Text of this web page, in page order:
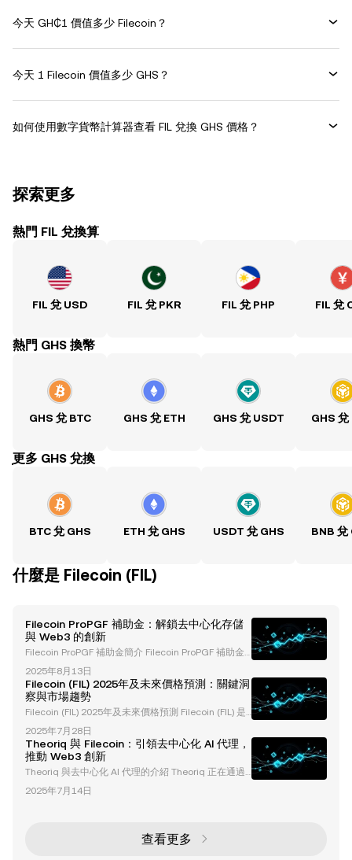
今天 GH₵1 價值多少 Filecoin？
今天 1 Filecoin 價值多少 GHS？
如何使用數字貨幣計算器查看 FIL 兌換 GHS 價格？
探索更多
熱門 FIL 兌換算
FIL 兌 USD FIL 兌 PKR FIL 兌 PHP FIL 兌
熱門 GHS 換幣
GHS 兌 BTC GHS 兌 ETH GHS 兌 USDT GHS 兌
ִִִִִִִִִִִִִִִִִִִִִִִִִִִִִִִִִִִִִִִִִִִִִִִִ更多 GHS 兌換
BTC 兌 GHS ETH 兌 GHS USDT 兌 GHS BNB 兌
什麼是 Filecoin (FIL)
Filecoin ProPGF 補助金：解鎖去中心化存儲
與 Web3 的創新
Filecoin ProPGF 補助金簡介 Filecoin ProPGF 補助金
是 Filecoin 生態系統中的一項關鍵計劃，旨在加速創
新、促進社群成長並推動去中心化參與。這些補助金支
持與 Filecoin 使命一致的項目，包括文化保存、去中
心化 AI 基礎設施以及 Web3 整合。通過激勵高價值的
去中心化存儲應用案例，Filecoin 正在鞏固其作為企業
級解決方案領導者的地位。 什麼是 Fi
2025年8月13日
Filecoin (FIL) 2025年及未來價格預測：關鍵洞
察與市場趨勢
Filecoin (FIL) 2025年及未來價格預測 Filecoin (FIL) 是
一個去中心化存儲網絡，已成為區塊鏈生態系統中的重
要角色。憑藉其獨特的激勵式數據存儲和檢索方法，Fil
ecoin 吸引了大量加密貨幣愛好者和投資者的關注。本
文探討了 Filecoin 在2025年及未來的價格預測，同時
分析了影響其走勢的因素。 Filecoin 2025年價格預測
混合預測反映市場不確定性 Fil
2025年7月28日
Theoriq 與 Filecoin：引領去中心化 AI 代理，
推動 Web3 創新
Theoriq 與去中心化 AI 代理的介紹 Theoriq 正在通過
結合區塊鏈技術與去中心化數據系統，徹底改變人工智
慧的運作方式。作為一個創新的 AI 通訊平台，Theoriq
Theoriq 正在重新定義 Web3 應用中的自動化和數據可
訪問性，為去中心化生態系統設立新的標準。 Th
2025年7月14日
查看更多